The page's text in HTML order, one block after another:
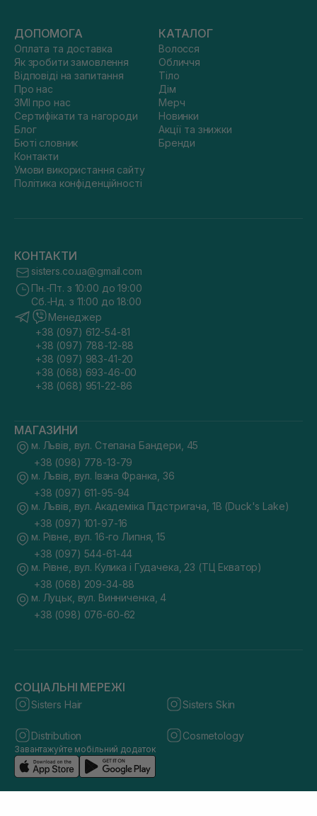
ДОПОМОГА
Оплата та доставка
Як зробити замовлення
Відповіді на запитання
Про нас
ЗМІ про нас
Сертифікати та нагороди
Блог
Бюті словник
Контакти
Умови використання сайту
Політика конфіденційності
КАТАЛОГ
Волосся
Обличчя
Тіло
Дім
Мерч
Новинки
Акції та знижки
Бренди
КОНТАКТИ
sisters.co.ua@gmail.com
Пн.-Пт. з 10:00 до 19:00
Сб.-Нд. з 11:00 до 18:00
Менеджер
+38 (097) 612-54-81
+38 (097) 788-12-88
+38 (097) 983-41-20
+38 (068) 693-46-00
+38 (068) 951-22-86
МАГАЗИНИ
м. Львів, вул. Степана Бандери, 45
+38 (098) 778-13-79
м. Львів, вул. Івана Франка, 36
+38 (097) 611-95-94
м. Львів, вул. Академіка Підстригача, 1В (Duck's Lake)
+38 (097) 101-97-16
м. Рівне, вул. 16-го Липня, 15
+38 (097) 544-61-44
м. Рівне, вул. Кулика і Гудачека, 23 (ТЦ Екватор)
+38 (068) 209-34-88
м. Луцьк, вул. Винниченка, 4
+38 (098) 076-60-62
СОЦІАЛЬНІ МЕРЕЖІ
Sisters Hair Sisters Skin
Distribution Cosmetology
Завантажуйте мобільний додаток